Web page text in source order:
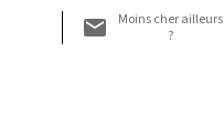
Moins cher ailleurs
?